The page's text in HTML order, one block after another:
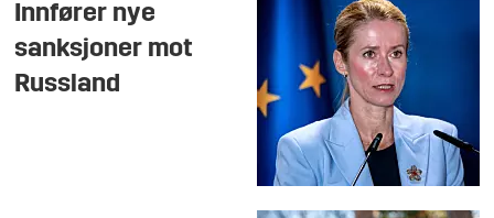
Innfører nye
sanksjoner mot
Russland